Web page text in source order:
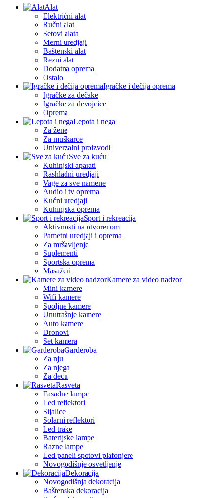
Alat
Električni alat
Ručni alat
Setovi alata
Merni uredjaji
Baštenski alat
Rezni alat
Dodatna oprema
Ostalo
Igračke i dečija oprema
Igračke za dečake
Igračke za devojcice
Oprema
Lepota i nega
Za žene
Za muškarce
Univerzalni proizvodi
Sve za kuću
Kuhinjski aparati
Rashladni uredjaji
Vage za sve namene
Audio i tv oprema
Kućni uredjaji
Kuhinjska oprema
Sport i rekreacija
Aktivnosti na otvorenom
Pametni uredjaji i oprema
Za mršavljenje
Suplementi
Sportska oprema
Masažeri
Kamere za video nadzor
Mini kamere
Wifi kamere
Spoljne kamere
Unutrašnje kamere
Auto kamere
Dronovi
Set kamera
Garderoba
Za nju
Za njega
Za decu
Rasveta
Fasadne lampe
Led reflektori
Sijalice
Solarni reflektori
Led trake
Baterijske lampe
Razne lampe
Led paneli spotovi plafonjere
Novogodišnje osvetljenje
Dekoracija
Novogodišnja dekoracija
Baštenska dekoracija